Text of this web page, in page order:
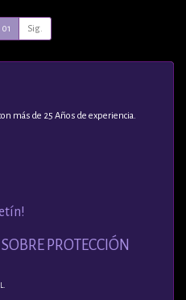
01 Sig.
más de 25 Años de experiencia.
PROTECCIÓN